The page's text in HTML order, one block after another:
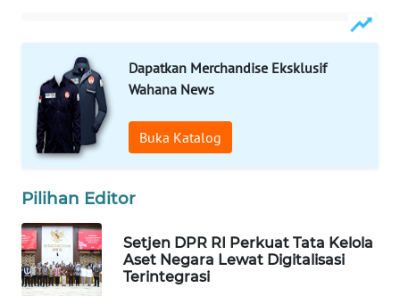
Dapatkan Merchandise Eksklusif
Wahana News
Buka Katalog
Pilihan Editor
Setjen DPR RI Perkuat Tata Kelola
Aset Negara Lewat Digitalisasi
Terintegrasi
WAHANANEWS
ID
WAHANANEWS
CO ID
WAHANANEWS
NET
WAHANA
SPORT